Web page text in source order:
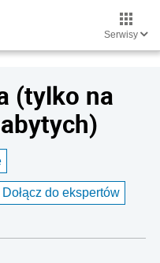
Serwisy
(tylko na
Dołącz do ekspertów